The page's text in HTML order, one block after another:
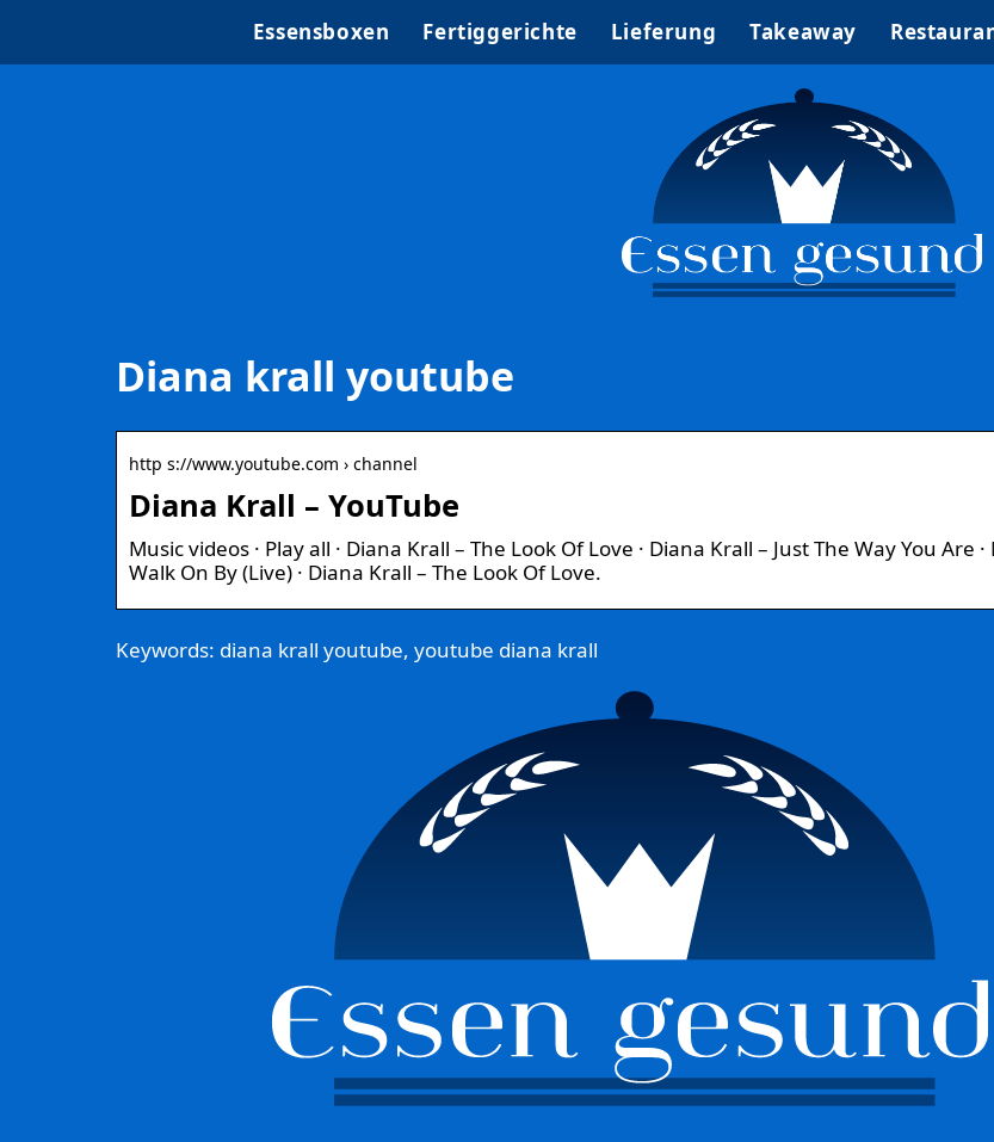
Essensboxen Fertiggerichte Lieferung Takeaway
Diana krall youtube
http s://www.youtube.com › channel
Diana Krall – YouTube
Music videos · Play all · Diana Krall – The Look Of Love · Diana Krall – Just The Way You Are
Walk On By (Live) · Diana Krall – The Look Of Love.
Keywords: diana krall youtube, youtube diana krall